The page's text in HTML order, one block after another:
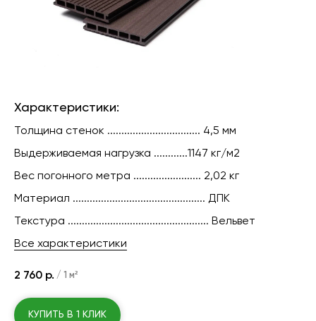
Характериcтики:
Толщина стенок ................................. 4,5 мм
Выдерживаемая нагрузка ............1147 кг/м2
Вес погонного метра ........................ 2,02 кг
Материал ............................................... ДПК
Текстура .................................................. Вельвет
Все характеристики
2 760 р. / 1 м²
КУПИТЬ В 1 КЛИК